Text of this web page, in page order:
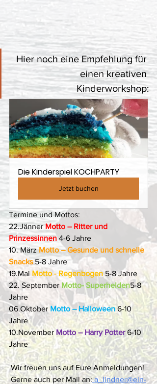
Hier noch eine Empfehlung für
einen kreativen
Kinderworkshop:
Die Kinderspiel KOCHPARTY
Jetzt buchen
Termine und Mottos:
22.Jänner Motto – Ritter und
Prinzessinnen 4-6 Jahre
10. März Motto – Gesunde und schnelle
Snacks 5-8 Jahre
19.Mai Motto - Regenbogen 5-8 Jahre
22. September Motto- Superhelden5-8
Jahre
06.Oktober Motto – Halloween 6-10
Jahre
10.November Motto – Harry Potter 6-10
Jahre
Wir freuen uns auf Eure Anmeldungen!
Gerne auch per Mail an: a_lindner@ein-